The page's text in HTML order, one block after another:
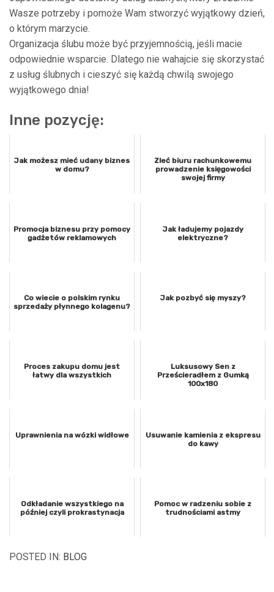
Wasze potrzeby i pomoże Wam stworzyć wyjątkowy dzień,
o którym marzycie.
Organizacja ślubu może być przyjemnością, jeśli macie
odpowiednie wsparcie. Dlatego nie wahajcie się skorzystać
z usług ślubnych i cieszyć się każdą chwilą swojego
wyjątkowego dnia!
Inne pozycję:
Jak możesz mieć udany biznes
w domu?
Zleć biuru rachunkowemu
prowadzenie księgowości
swojej firmy
Promocja biznesu przy pomocy
gadżetów reklamowych
Jak ładujemy pojazdy
elektryczne?
Co wiecie o polskim rynku
sprzedaży płynnego kolagenu?
Jak pozbyć się myszy?
Proces zakupu domu jest
łatwy dla wszystkich
Luksusowy Sen z
Prześcieradłem z Gumką
100x180
Uprawnienia na wózki widłowe
Usuwanie kamienia z ekspresu
do kawy
Odkładanie wszystkiego na
później czyli prokrastynacja
Pomoc w radzeniu sobie z
trudnościami astmy
POSTED IN: BLOG